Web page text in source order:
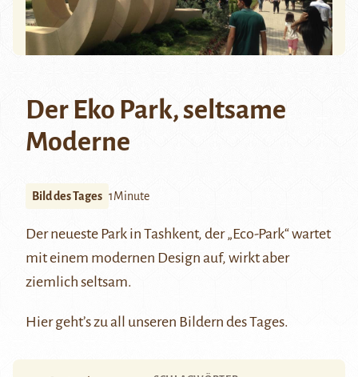
Der Eko Park, seltsame
Moderne
Bild des Tages 1Minute
Der neueste Park in Tashkent, der „Eco-Park“ wartet
mit einem modernen Design auf, wirkt aber
ziemlich seltsam.
Hiergeht’s zu all unseren Bildern des Tages.